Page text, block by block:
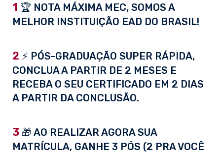
1 🏆 NOTA MÁXIMA MEC, SOMOS A
MELHOR INSTITUIÇÃO EAD DO BRASIL!
2 ⚡ PÓS-GRADUAÇÃO SUPER RÁPIDA,
CONCLUA A PARTIR DE 2 MESES E
RECEBA O SEU CERTIFICADO EM 2 DIAS
A PARTIR DA CONCLUSÃO.
3 🎁 AO REALIZAR AGORA SUA
MATRÍCULA, GANHE 3 PÓS (2 PRA VOCÊ